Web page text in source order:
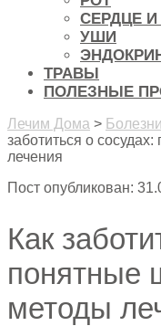
СЕРДЦЕ
УШИ
ТРАВЫ
ПОЛЕЗНЫЕ
Лечим Дома > Болезни
заботиться о
лечения
Пост опубликован:
Как
понятные
методы